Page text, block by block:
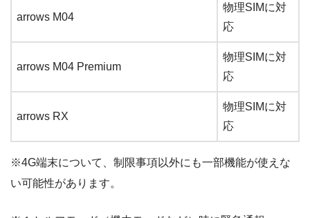
arrows M04
物理SIMに対
応
arrows M04 Premium
物理SIMに対
応
arrows RX
物理SIMに対
応
※4G端末について、制限事項以外にも一部機能が使えな
い可能性があります。